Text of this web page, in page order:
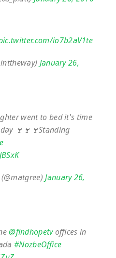
io7b2aV1te
January 26,
went to bed it's time
🍷🍷🍷Standing
January 26,
@findhopetvoffices in
#NozbeOffice